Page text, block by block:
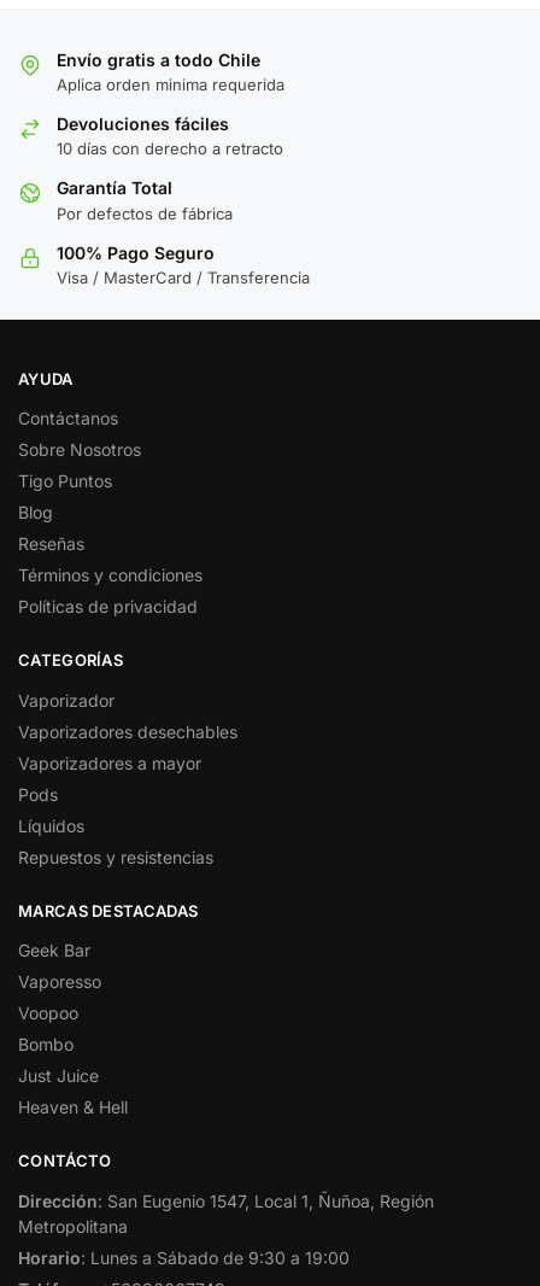
Envío gratis a todo Chile
Aplica orden minima requerida
Devoluciones fáciles
10 días con derecho a retracto
Garantía Total
Por defectos de fábrica
100% Pago Seguro
Visa / MasterCard / Transferencia
AYUDA
Contáctanos
Sobre Nosotros
Tigo Puntos
Blog
Reseñas
Términos y condiciones
Políticas de privacidad
CATEGORÍAS
Vaporizador
Vaporizadores desechables
Vaporizadores a mayor
Pods
Líquidos
Repuestos y resistencias
MARCAS DESTACADAS
Geek Bar
Vaporesso
Voopoo
Bombo
Just Juice
Heaven & Hell
CONTÁCTO
Dirección: San Eugenio 1547, Local 1, Ñuñoa, Región
Metropolitana
Horario: Lunes a Sábado de 9:30 a 19:00